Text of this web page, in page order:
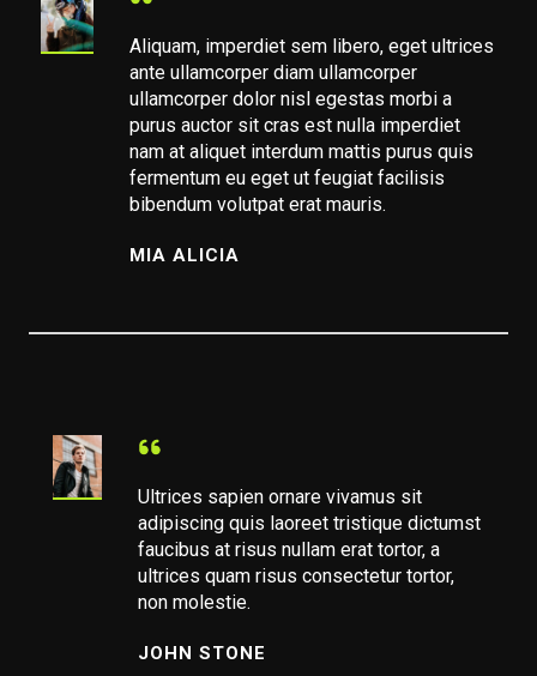
Aliquam, imperdiet sem libero, eget ultrices
ante ullamcorper diam ullamcorper
ullamcorper dolor nisl egestas morbi a
purus auctor sit cras est nulla imperdiet
nam at aliquet interdum mattis purus quis
fermentum eu eget ut feugiat facilisis
bibendum volutpat erat mauris.
MIA ALICIA
Ultrices sapien ornare vivamus sit
adipiscing quis laoreet tristique dictumst
faucibus at risus nullam erat tortor, a
ultrices quam risus consectetur tortor,
non molestie.
JOHN STONE